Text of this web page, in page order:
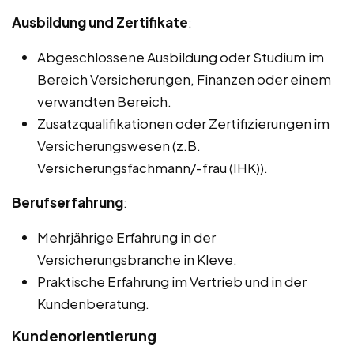
Ausbildung und Zertifikate:
Abgeschlossene Ausbildung oder Studium im
Bereich Versicherungen, Finanzen oder einem
verwandten Bereich.
Zusatzqualifikationen oder Zertifizierungen im
Versicherungswesen (z.B.
Versicherungsfachmann/-frau (IHK)).
Berufserfahrung:
Mehrjährige Erfahrung in der
Versicherungsbranche in Kleve.
Praktische Erfahrung im Vertrieb und in der
Kundenberatung.
Kundenorientierung